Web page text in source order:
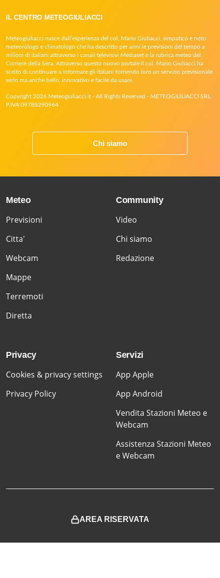
IL CENTRO METEOGIULIACCI
Meteogiuliacci nasce dall’esperienza del col. Mario Giuliacci, simpatico e noto
meteorologo e climatologo che ha descritto per anni le previsioni del tempo a
milioni di italiani attraverso i canali televisivi Mediaset e la rubrica meteo del
Corriere della Sera. Attraverso questo nuovo portale il col. Mario Giuliacci ha
scelto di continuare a informare gli italiani fornendo loro un servizio previsionale
serio ma anche bello, innovativo e facile da usare.
Copyright 2026 Meteogiuliacci.it - All Rights Reserved - METEOGIULIACCI SRL
P.IVA 09788290964
Chi siamo
Meteo
Previsioni
Citta'
Webcam
Mappe
Terremoti
Diretta
Community
Video
Chi siamo
Redazione
Privacy
Cookies & privacy settings
Privacy Policy
Servizi
App Apple
App Android
Vendita Stazioni Meteo e
Webcam
Assistenza Stazioni Meteo
e Webcam
AREA RISERVATA